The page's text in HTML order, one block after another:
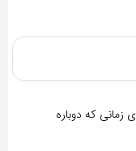
زمانی که دوباره